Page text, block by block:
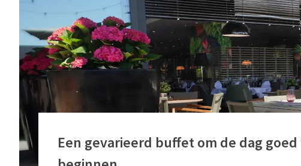
Een gevarieerd buffet om de dag goed